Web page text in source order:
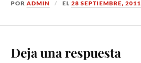
PORADMIN EL28 SEPTIEMBRE, 2011
Deja una respuesta